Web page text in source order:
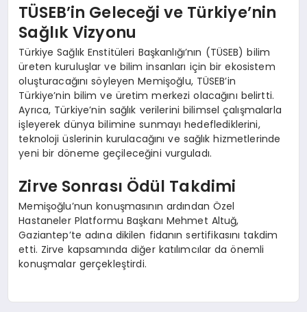
TÜSEB’in Geleceği ve Türkiye’nin
Sağlık Vizyonu
Türkiye Sağlık Enstitüleri Başkanlığı’nın (TÜSEB) bilim
üreten kuruluşlar ve bilim insanları için bir ekosistem
oluşturacağını söyleyen Memişoğlu, TÜSEB’in
Türkiye’nin bilim ve üretim merkezi olacağını belirtti.
Ayrıca, Türkiye’nin sağlık verilerini bilimsel çalışmalarla
işleyerek dünya bilimine sunmayı hedeflediklerini,
teknoloji üslerinin kurulacağını ve sağlık hizmetlerinde
yeni bir döneme geçileceğini vurguladı.
Zirve Sonrası Ödül Takdimi
Memişoğlu’nun konuşmasının ardından Özel
Hastaneler Platformu Başkanı Mehmet Altuğ,
Gaziantep’te adına dikilen fidanın sertifikasını takdim
etti. Zirve kapsamında diğer katılımcılar da önemli
konuşmalar gerçekleştirdi.